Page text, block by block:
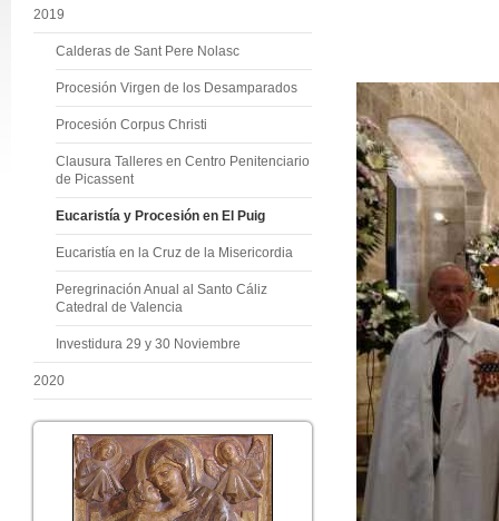
2019
Calderas de Sant Pere Nolasc
Procesión Virgen de los Desamparados
Procesión Corpus Christi
Clausura Talleres en Centro Penitenciario
de Picassent
Eucaristía y Procesión en El Puig
Eucaristía en la Cruz de la Misericordia
Peregrinación Anual al Santo Cáliz
Catedral de Valencia
Investidura 29 y 30 Noviembre
2020